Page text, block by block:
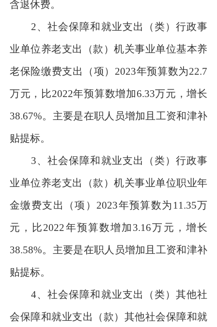
含退休费。
2、社会保障和就业支出（类）行政事
业单位养老支出（款）机关事业单位基本养
老保险缴费支出（项）2023年预算数为22.7
万元，比2022年预算数增加6.33万元，增长
38.67%。主要是在职人员增加且工资和津补
贴提标。
3、社会保障和就业支出（类）行政事
业单位养老支出（款）机关事业单位职业年
金缴费支出（项）2023年预算数为11.35万
元，比2022年预算数增加3.16万元，增长
38.58%。主要是在职人员增加且工资和津补
贴提标。
4、社会保障和就业支出（类）其他社
会保障和就业支出（款）其他社会保障和就